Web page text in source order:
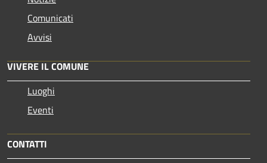
Comunicati
Avvisi
VIVERE IL COMUNE
Luoghi
Eventi
CONTATTI